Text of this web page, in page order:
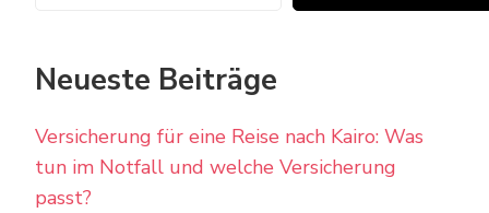
Neueste Beiträge
Versicherung für eine Reise nach Kairo: Was
tun im Notfall und welche Versicherung
passt?